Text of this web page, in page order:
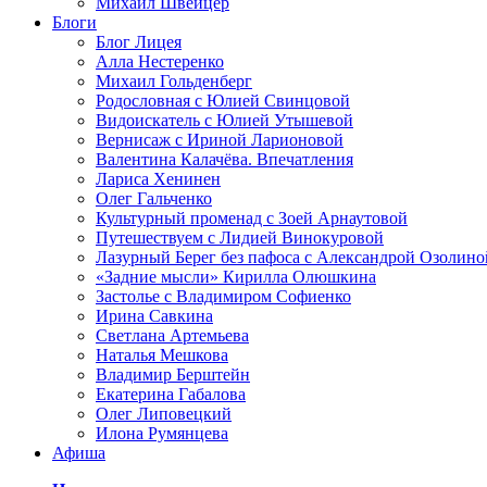
Блоги
Блог Лицея
Алла Нестеренко
Михаил Гольденберг
Родословная с Юлией Свинцовой
Видоискатель с Юлией Утышевой
Вернисаж с Ириной Ларионовой
Валентина Калачёва. Впечатления
Лариса Хенинен
Олег Гальченко
Культурный променад с Зоей Арнаутовой
Путешествуем с Лидией Винокуровой
Лазурный Берег без пафоса с Александрой
«Задние мысли» Кирилла Олюшкина
Застолье с Владимиром Софиенко
Ирина Савкина
Светлана Артемьева
Наталья Мешкова
Владимир Берштейн
Екатерина Габалова
Олег Липовецкий
Илона Румянцева
Афиша